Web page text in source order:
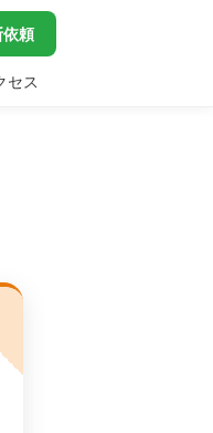
頼
セス